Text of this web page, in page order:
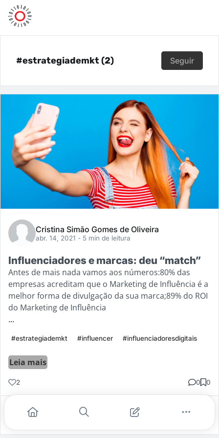
#estrategiademkt (2) Seguir
Cristina Simão Gomes de Oliveira
abr. 14, 2021 - 5 min de leitura
Influenciadores e marcas: deu “match”
Antes de mais nada vamos aos números:80% das
empresas acreditam que o Marketing de Influência é a
melhor forma de divulgação da sua marca;89% do ROI
do Marketing de Influência
...
#estrategiademkt #influencer #influenciadoresdigitais
Leia mais
2 0 0